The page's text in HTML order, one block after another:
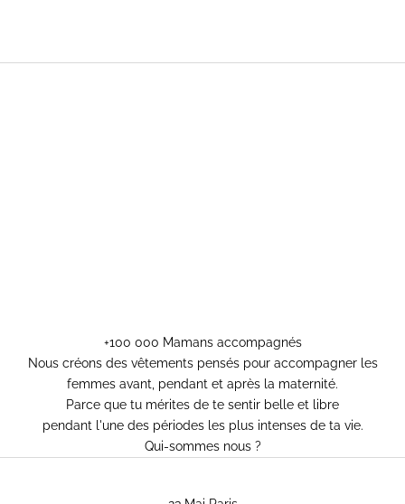
+100 000 Mamans accompagnés
Nous créons des vêtements pensés pour accompagner les
femmes avant, pendant et après la maternité.
Parce que tu mérites de te sentir belle et libre
pendant l'une des périodes les plus intenses de ta vie.
Qui-sommes nous ?